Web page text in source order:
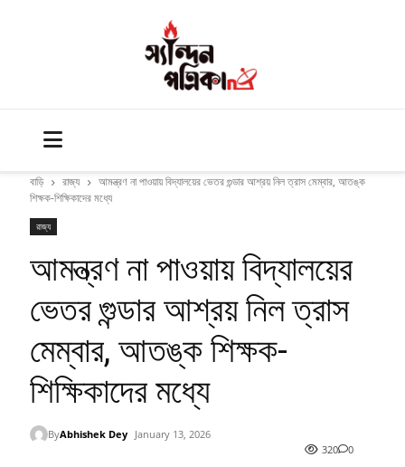
বাড়ি রাজ্য
আমন্ত্রণ না পাওয়ায় বিদ্যালয়ের ভেতর গুন্ডার আশ্রয় নিল ত্রাস মেম্বার, আতঙ্ক
শিক্ষক-শিক্ষিকাদের মধ্যে
রাজ্য
আমন্ত্রণ না পাওয়ায় বিদ্যালয়ের
ভেতর গুন্ডার আশ্রয় নিল ত্রাস
মেম্বার, আতঙ্ক শিক্ষক-
শিক্ষিকাদের মধ্যে
ByAbhishek Dey
January 13, 2026
320
0